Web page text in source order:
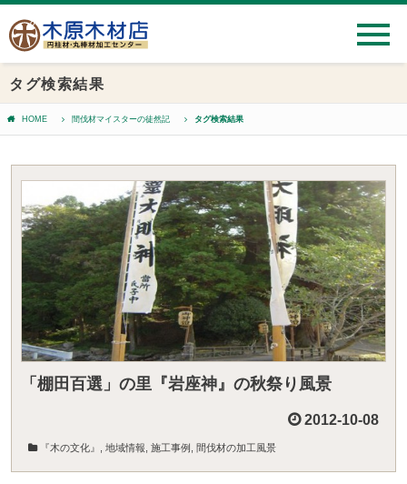
タグ検索結果
HOME 間伐材マイスターの徒然記 タグ検索結果
「棚田百選」の里『岩座神』の秋祭り風景
2012-10-08
『木の文化』 地域情報 施工事例 間伐材の加工風景